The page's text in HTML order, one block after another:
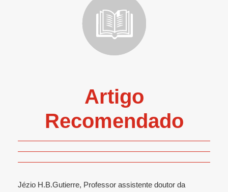
Artigo
Recomendado
Jézio H.B.Gutierre, Professor assistente doutor da